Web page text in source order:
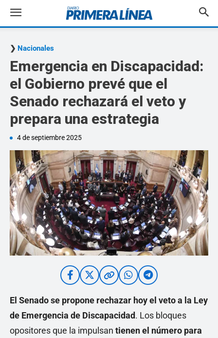
Nacionales
Emergencia en Discapacidad:
el Gobierno prevé que el
Senado rechazará el veto y
prepara una estrategia
4 de septiembre 2025
El Senado se propone rechazar hoy el veto a la Ley
de Emergencia de Discapacidad. Los bloques
opositores que la impulsan tienen el número para